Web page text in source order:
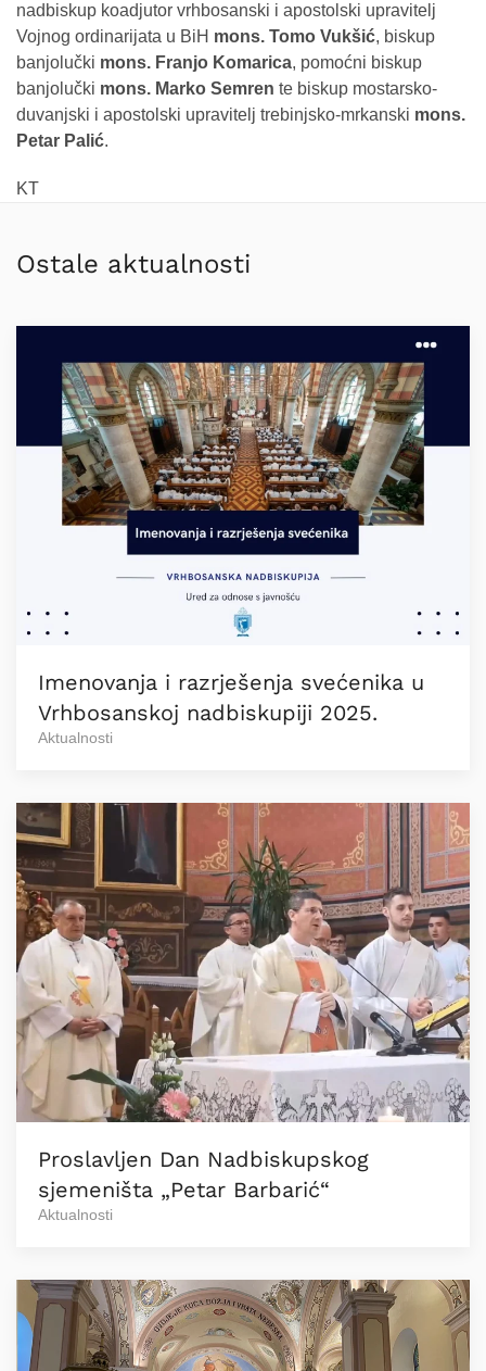
nadbiskup koadjutor vrhbosanski i apostolski upravitelj
Vojnog ordinarijata u BiH mons. Tomo Vukšić, biskup
banjolučki mons. Franjo Komarica, pomoćni biskup
banjolučki mons. Marko Semren te biskup mostarsko-
duvanjski i apostolski upravitelj trebinjsko-mrkanski mons.
Petar Palić.
KT
Ostale aktualnosti
Imenovanja i razrješenja svećenika u
Vrhbosanskoj nadbiskupiji 2025.
Aktualnosti
Proslavljen Dan Nadbiskupskog
sjemeništa „Petar Barbarić“
Aktualnosti